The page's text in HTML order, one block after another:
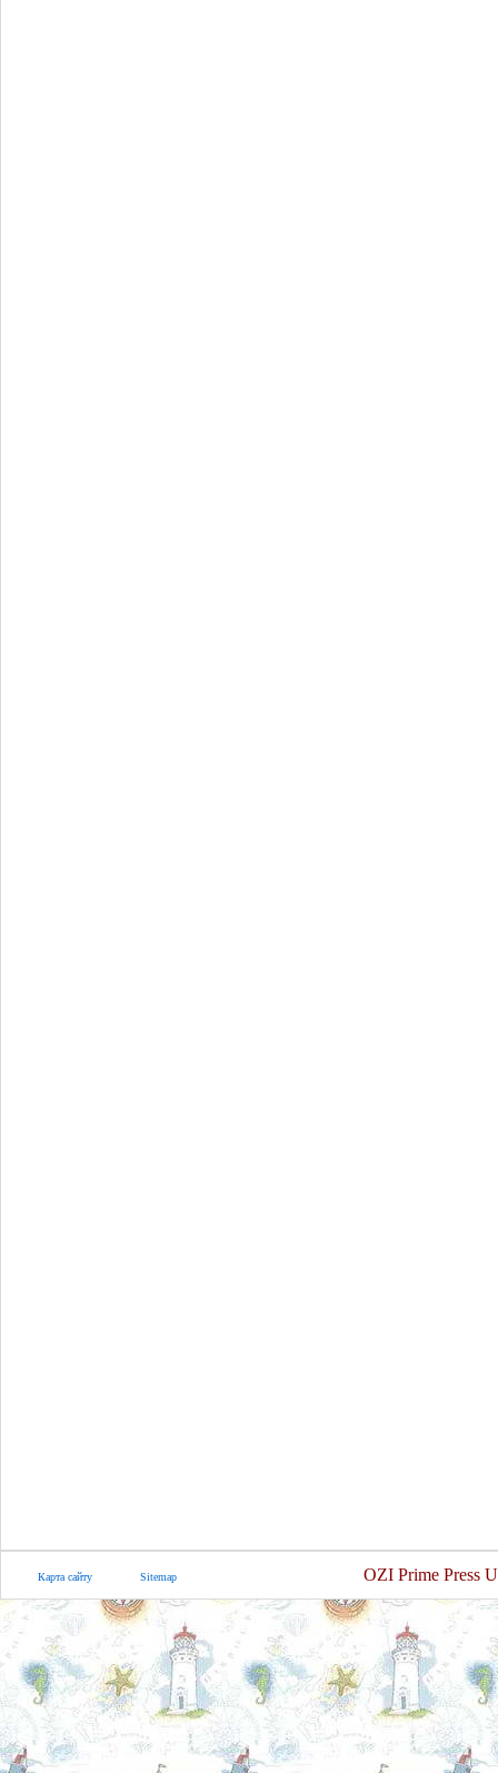
Карта сайту Sitemap OZI Prime Press